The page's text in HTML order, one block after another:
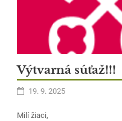
Výtvarná súťaž!!!
19. 9. 2025
Milí žiaci,